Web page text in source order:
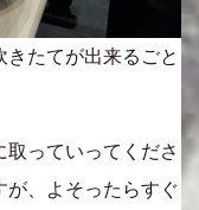
きたてが出来るごと
っていってくださ
が、よそったらすぐ